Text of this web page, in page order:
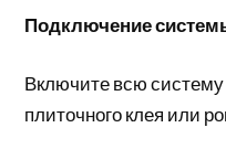
Подключение
Включите всю
плиточного клея или